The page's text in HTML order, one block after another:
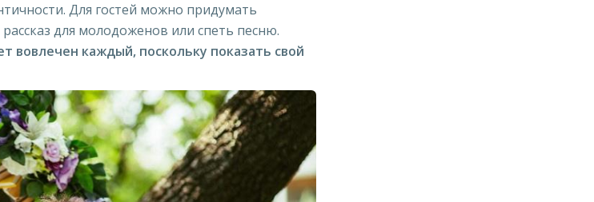
Для гостей можно придумать
для молодоженов или спеть песню.
вовлечен каждый, поскольку показать свой